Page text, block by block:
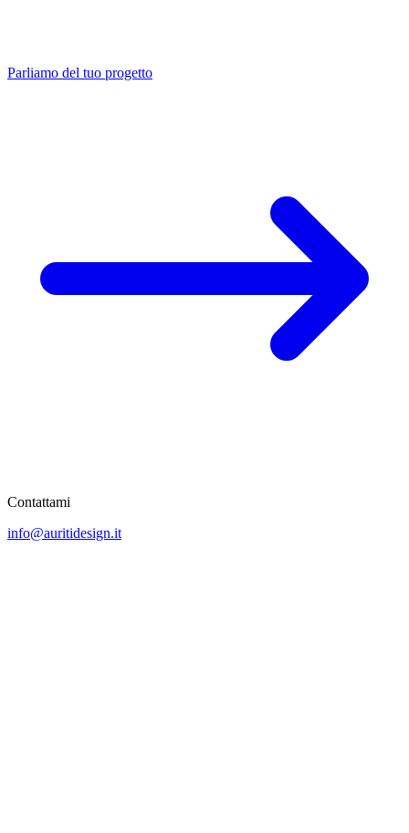
Parliamo del tuo progetto
Contattami
info@auritidesign.it